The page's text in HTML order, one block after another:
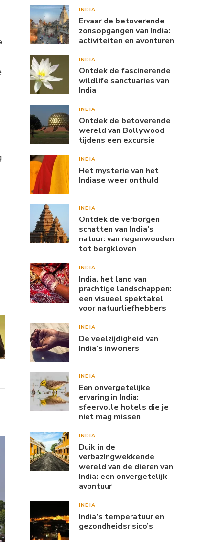
INDIA
Ervaar de betoverende
zonsopgangen van India:
activiteiten en avonturen
INDIA
Ontdek de fascinerende
wildlife sanctuaries van
India
INDIA
Ontdek de betoverende
wereld van Bollywood
tijdens een excursie
INDIA
Het mysterie van het
Indiase weer onthuld
INDIA
Ontdek de verborgen
schatten van India’s
natuur: van regenwouden
tot bergkloven
INDIA
India, het land van
prachtige landschappen:
een visueel spektakel
voor natuurliefhebbers
INDIA
De veelzijdigheid van
India’s inwoners
INDIA
Een onvergetelijke
ervaring in India:
sfeervolle hotels die je
niet mag missen
INDIA
Duik in de
verbazingwekkende
wereld van de dieren van
India: een onvergetelijk
avontuur
INDIA
India’s temperatuur en
gezondheidsrisico’s